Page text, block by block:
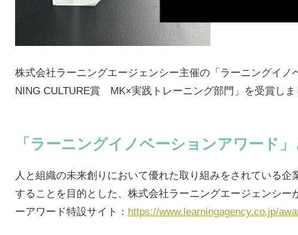
株式会社ラーニングエージェンシー主催の「ラーニングイノ
NING CULTURE賞 MK×実践トレーニング部門」を受賞しま
「ラーニングイノベーションアワード」
人と組織の未来創りにおいて優れた取り組みをされている
することを目的とした、株式会社ラーニングエージェンシー
ーアワード特設サイト： https://www.learningagency.co.jp/